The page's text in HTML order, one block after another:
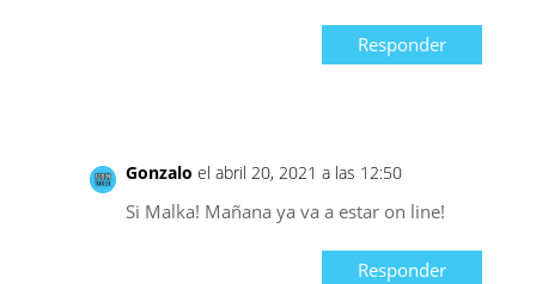
Responder
Gonzalo el abril 20, 2021 a las 12:50
Si Malka! Mañana ya va a estar on line!
Responder